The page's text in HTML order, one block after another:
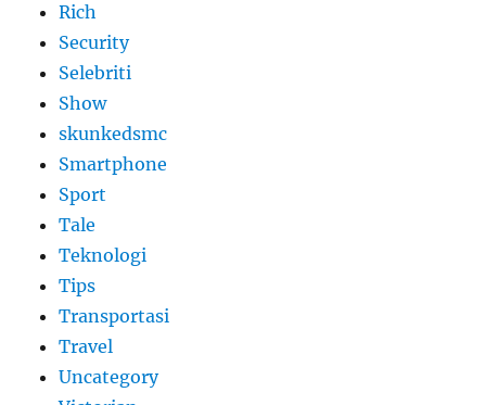
Rich
Security
Selebriti
Show
skunkedsmc
Smartphone
Sport
Tale
Teknologi
Tips
Transportasi
Travel
Uncategory